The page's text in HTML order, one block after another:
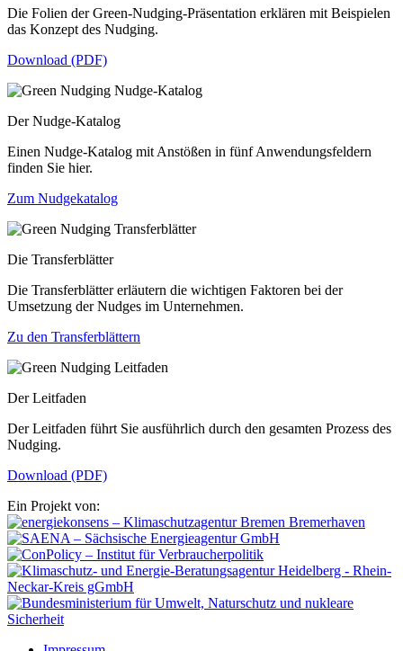
Die Folien der Green-Nudging-Präsentation erklären mit Beispielen
das Konzept des Nudging.
Download (PDF)
Der Nudge-Katalog
Einen Nudge-Katalog mit Anstößen in fünf Anwendungsfeldern
finden Sie hier.
Zum Nudgekatalog
Die Transferblätter
Die Transferblätter erläutern die wichtigen Faktoren bei der
Umsetzung der Nudges im Unternehmen.
Zu den Transferblättern
Der Leitfaden
Der Leitfaden führt Sie ausführlich durch den gesamten Prozess des
Nudging.
Download (PDF)
Ein Projekt von: